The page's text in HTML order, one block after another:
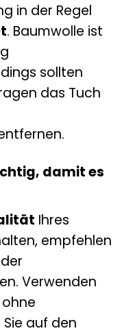
in der Regel
. Baumwolle ist
sollten
das Tuch
damit es
Ihres
empfehlen
Verwenden
auf den